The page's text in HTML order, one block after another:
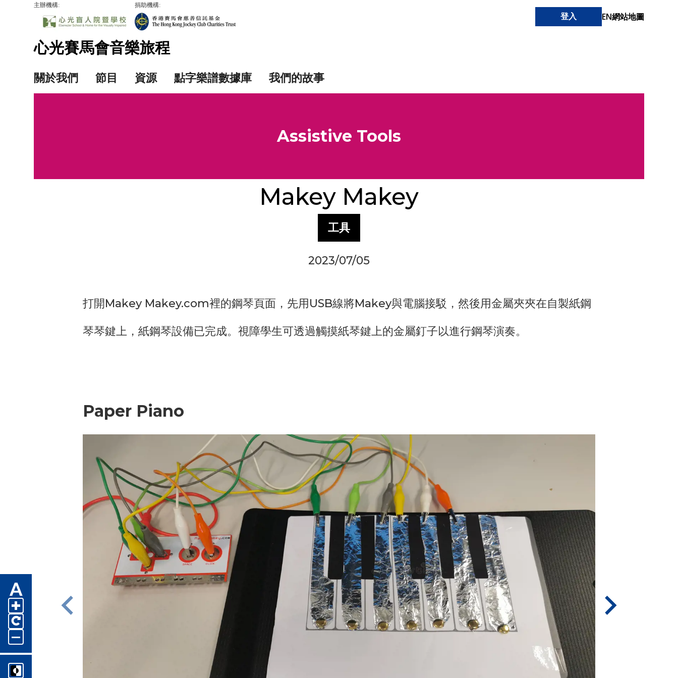
主辦機構: 捐助機構:
登入 EN網站地圖
心光賽馬會音樂旅程
關於我們 節目 資源 點字樂譜數據庫 我們的故事
Assistive Tools
Makey Makey
工具
2023/07/05
打開Makey Makey.com裡的鋼琴頁面，先用USB線將Makey與電腦接駁，然後用金屬夾夾在自製紙鋼
琴琴鍵上，紙鋼琴設備已完成。視障學生可透過觸摸紙琴鍵上的金屬釘子以進行鋼琴演奏。
Paper Piano